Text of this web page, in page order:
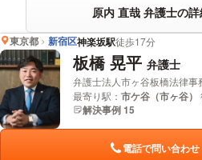
原内 直哉 弁護士の
東京都 新宿区神楽坂駅徒歩17分
板橋 晃平 弁護士
弁護士法人市ヶ谷板橋法律事
最寄り駅： 市ケ谷（市ヶ谷）
解決事例 15
電話で問い合わせ